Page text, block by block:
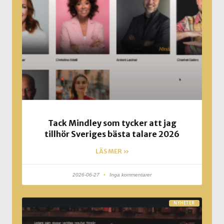
Tack Mindley som tycker att jag
tillhör Sveriges bästa talare 2026
LÄS MER »
2026-06-27 Inga kommentarer
NYHETER